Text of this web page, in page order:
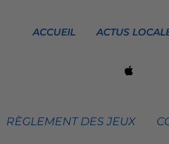
ACCUEIL ACTUS
RÈGLEMENT DES JEUX